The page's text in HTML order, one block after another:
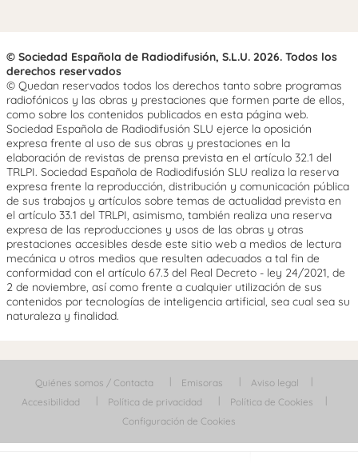
© Sociedad Española de Radiodifusión, S.L.U. 2026. Todos los
derechos reservados
© Quedan reservados todos los derechos tanto sobre programas
radiofónicos y las obras y prestaciones que formen parte de ellos,
como sobre los contenidos publicados en esta página web.
Sociedad Española de Radiodifusión SLU ejerce la oposición
expresa frente al uso de sus obras y prestaciones en la
elaboración de revistas de prensa prevista en el artículo 32.1 del
TRLPI. Sociedad Española de Radiodifusión SLU realiza la reserva
expresa frente la reproducción, distribución y comunicación pública
de sus trabajos y artículos sobre temas de actualidad prevista en
el artículo 33.1 del TRLPI, asimismo, también realiza una reserva
expresa de las reproducciones y usos de las obras y otras
prestaciones accesibles desde este sitio web a medios de lectura
mecánica u otros medios que resulten adecuados a tal fin de
conformidad con el artículo 67.3 del Real Decreto - ley 24/2021, de
2 de noviembre, así como frente a cualquier utilización de sus
contenidos por tecnologías de inteligencia artificial, sea cual sea su
naturaleza y finalidad.
Quiénes somos / Contacta Emisoras
Aviso legal
Accesibilidad
Política de privacidad
Política de Cookies
Configuración de Cookies